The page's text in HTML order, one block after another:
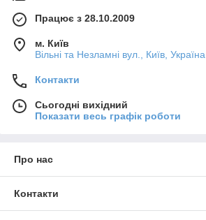
Працює з 28.10.2009
м. Київ
Вільні та Незламні вул., Київ, Україна
Контакти
Сьогодні вихідний
Показати весь графік роботи
Про нас
Контакти